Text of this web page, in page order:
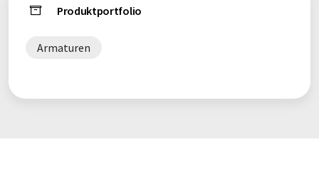
Produktportfolio
Armaturen